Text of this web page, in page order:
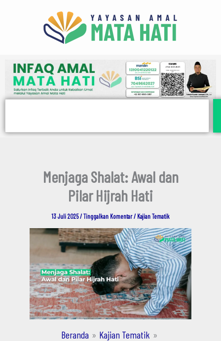
Menjaga Shalat: Awal dan
Pilar Hijrah Hati
13 Juli 2025/Tinggalkan Komentar/ Kajian Tematik
Beranda
Kajian Tematik